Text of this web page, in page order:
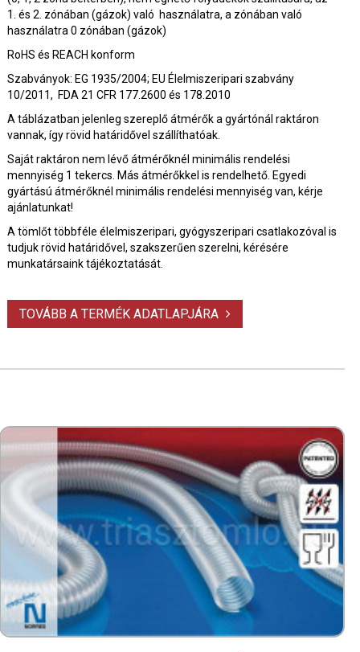
1. és 2. zónában (gázok) való használatra, a zónában való
használatra 0 zónában (gázok)
RoHS és REACH konform
Szabványok: EG 1935/2004; EU Élelmiszeripari szabvány
10/2011, FDA 21 CFR 177.2600 és 178.2010
A táblázatban jelenleg szereplő átmérők a gyártónál raktáron
vannak, így rövid határidővel szállíthatóak.
Saját raktáron nem lévő átmérőknél minimális rendelési
mennyiség 1 tekercs. Más átmérőkkel is rendelhető. Egyedi
gyártású átmérőknél minimális rendelési mennyiség van, kérje
ajánlatunkat!
A tömlőt többféle élelmiszeripari, gyógyszeripari csatlakozóval is
tudjuk rövid határidővel, szakszerűen szerelni, kérésére
munkatársaink tájékoztatását.
TOVÁBB A TERMÉK ADATLAPJÁRA